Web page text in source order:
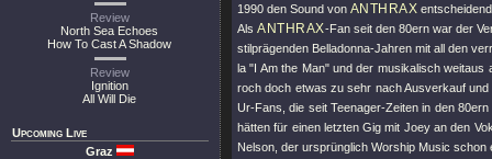
Review
North Sea Echoes
How To Cast A Shadow
Review
Ignition
All Will Die
Upcoming Live
Graz
1990 den Sound von ANTHRAX
AlsANTHRAX-Fan seit den 80ern war der
stilprägenden Belladonna-Jahren mit all den
la"I Am the Man"und der musikalisch weitaus
roch doch etwas zu sehr nach Ausverkauf
Ur-Fans, die seit Teenager-Zeiten in den 80ern
hätten für einen letzten Gig mit Joey an den
Nelson, der ursprünglich Worship Music